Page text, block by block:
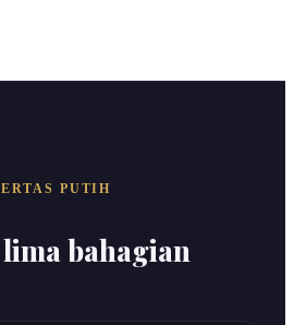
PUTIH
lima bahagian